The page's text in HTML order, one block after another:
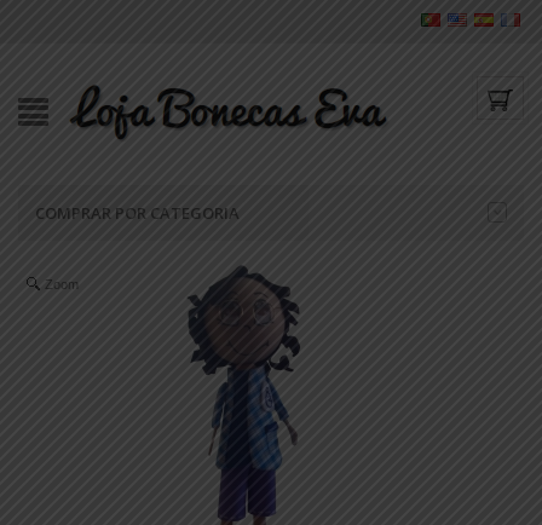
COMPRAR POR CATEGORIA
Zoom